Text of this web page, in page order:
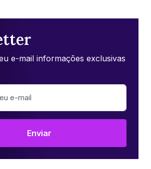
e-mail informações exclusivas
Enviar